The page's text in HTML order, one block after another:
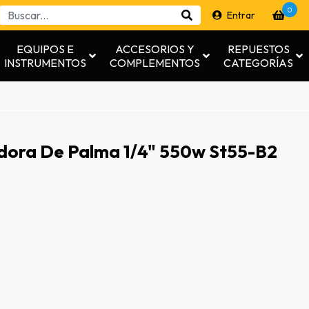
Entrar 0
EQUIPOS E
INSTRUMENTOS
ACCESORIOS Y
COMPLEMENTOS
REPUESTOS
CATEGORÍAS
De Palma 1/4" 550w St55-B2